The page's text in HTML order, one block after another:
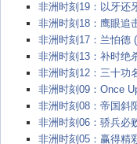
非洲时刻19：以牙还
非洲时刻18：鹰眼追
非洲时刻17：兰怕德
非洲时刻13：补时绝
非洲时刻12：三十功
非洲时刻09：Once
非洲时刻08：帝国斜
非洲时刻06：骄兵必
非洲时刻05：赢得精